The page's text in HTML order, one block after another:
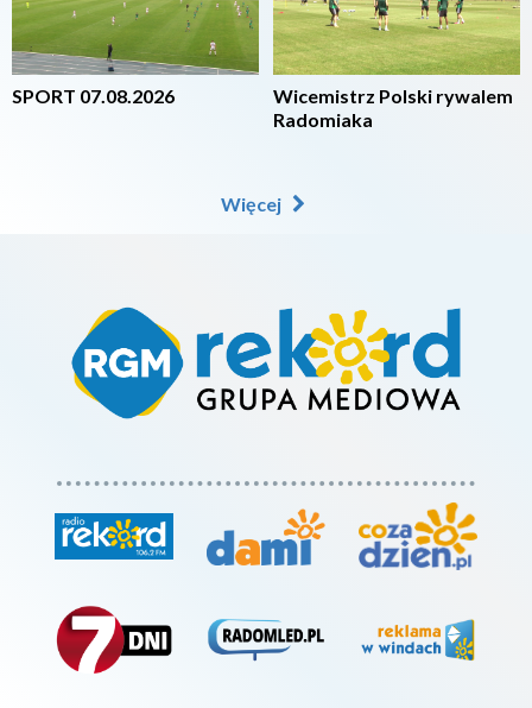
SPORT 07.08.2026
Wicemistrz Polski rywalem
Radomiaka
Więcej